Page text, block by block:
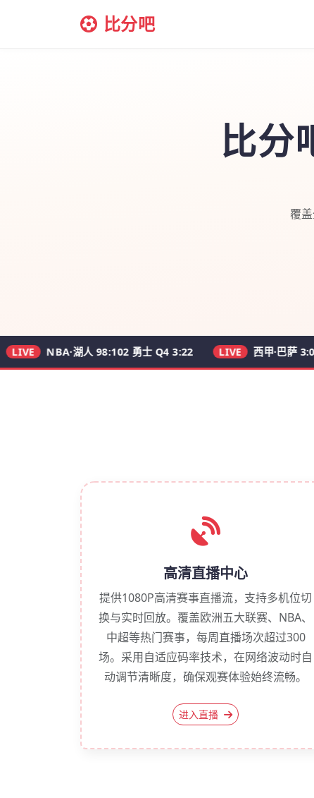
比分吧
比
覆
NBA·湖人 98:102 勇士 Q4 3:22 LIVE 西甲·巴萨 3:0 皇马
高清直播中心
提供1080P高清赛事直播流，支持多机位切
换与实时回放。覆盖欧洲五大联赛、NBA、
中超等热门赛事，每周直播场次超过300
场。采用自适应码率技术，在网络波动时自
动调节清晰度，确保观赛体验始终流畅。
进入直播